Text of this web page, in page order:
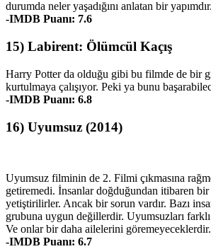
durumda neler yaşadığını anlatan bir yapımdır.
-IMDB Puanı: 7.6
15) Labirent: Ölümcül Kaçış
Harry Potter da olduğu gibi bu filmde de bir
kurtulmaya çalışıyor. Peki ya bunu
-IMDB Puanı: 6.8
16) Uyumsuz (2014)
Uyumsuz filminin de 2. Filmi çıkmasına
getiremedi. İnsanlar doğduğundan itibaren
yetiştirilirler. Ancak bir sorun vardır. Bazı
grubuna uygun değillerdir. Uyumsuzları
Ve onlar bir daha ailelerini göremeyeceklerdir.
-IMDB Puanı: 6.7